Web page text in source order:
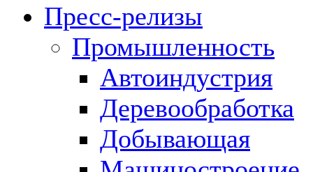
Пресс-релизы
Промышленность
Автоиндустрия
Деревообработка
Добывающая